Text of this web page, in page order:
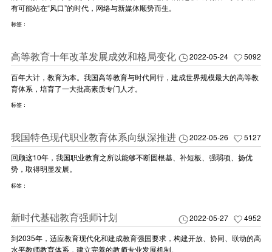
有可能站在“风口”的时代，网络与新媒体顺势而生。
标签：
2022-05-24 5092
高等教育十年改革发展成效和格局变化
百年大计，教育为本。我国高等教育与时代同行，建成世界规模最大的高等教
育体系，培育了一大批高素质专门人才。
标签：
2022-05-26 5127
我国特色现代职业教育体系向纵深推进
回顾这10年，我国职业教育之所以能够不断固根基、补短板、强弱项、扬优
势，取得明显发展。
标签：
2022-05-27 4952
新时代基础教育强师计划
到2035年，适应教育现代化和建成教育强国要求，构建开放、协同、联动的高
水平教师教育体系，建立完善的教师专业发展机制。